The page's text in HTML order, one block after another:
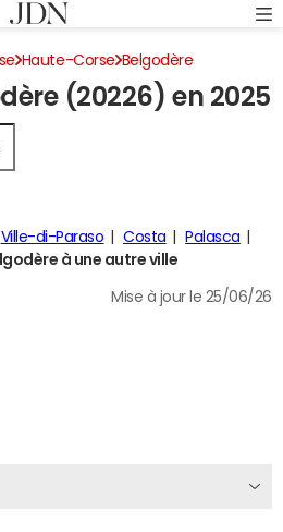
Haute-Corse Belgodère
(20226) en 2025
Ville-di-Paraso Costa
Palasca
à une autre ville
Mise à jour le 25/06/26